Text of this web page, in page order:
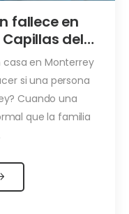
fallece en
del
en Monterrey
si una persona
Cuando una
que la familia